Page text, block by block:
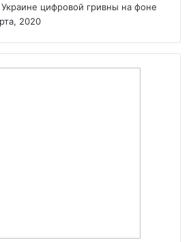
цифровой гривны на фоне
2020